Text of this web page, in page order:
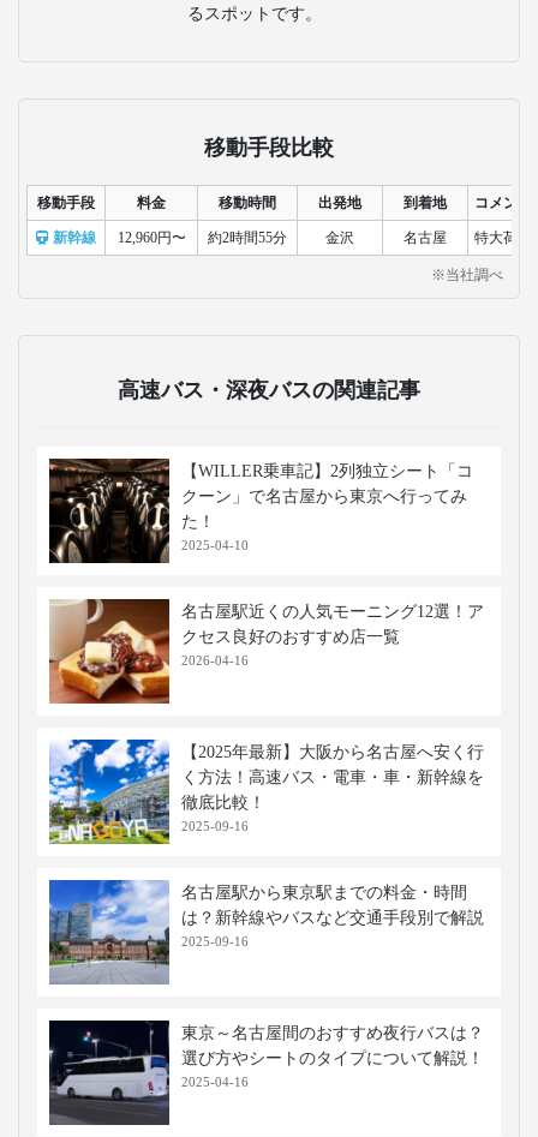
るスポットです。
移動手段比較
移動手段 料金 移動時間 出発地 到着地 コメント
新幹線 12,960円〜 約2時間55分 金沢 名古屋 特大荷物
※当社調べ
高速バス・深夜バスの関連記事
【WILLER乗車記】2列独立シート「コ
クーン」で名古屋から東京へ行ってみ
た！
2025-04-10
名古屋駅近くの人気モーニング12選！ア
クセス良好のおすすめ店一覧
2026-04-16
【2025年最新】大阪から名古屋へ安く行
く方法！高速バス・電車・車・新幹線を
徹底比較！
2025-09-16
名古屋駅から東京駅までの料金・時間
は？新幹線やバスなど交通手段別で解説
2025-09-16
東京～名古屋間のおすすめ夜行バスは？
選び方やシートのタイプについて解説！
2025-04-16